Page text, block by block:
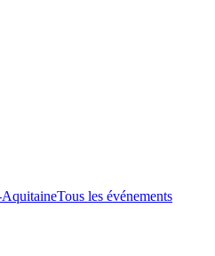
Tous les événements